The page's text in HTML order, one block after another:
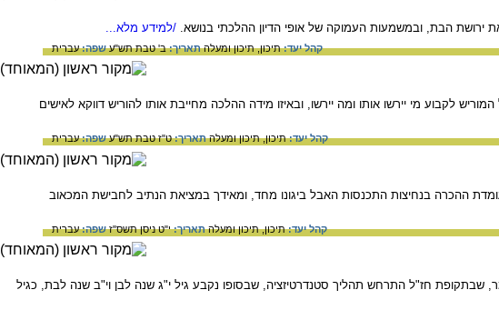
הבת, ובמשמעות העמוקה של אופי הדיון ההלכתי בנושא. /למידע מלא...
קהל יעד:תיכון,תיכון ומעלהתאריך:ב' טבת תש"עשפה:עברית
לקבוע מי יירשו אותו ומה יירשו, ובאיזו מידה ההלכה מחייבת אותו להוריש דווקא לאישים
קהל יעד:תיכון,תיכון ומעלהתאריך:ט"ז טבת תש"עשפה:עברית
ההכרה בנחיצות התכנסות האבל ביגונו מחד, ומאידך במציאת הנתיב לחבישת המכאוב
קהל יעד:תיכון,תיכון ומעלהתאריך:י"ט ניסן תשס"זשפה:עברית
שבתקופת חז"ל התרחש תהליך סטנדרטיזציה, שבסופו נקבע גיל י"ג שנה לבן וי"ב שנה לבת, כגיל